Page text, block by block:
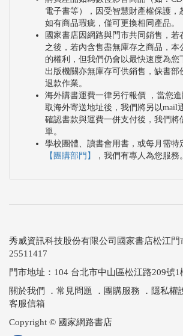
電子書等），因受智慧財產權保護，
如有商品瑕疵，僅可更換相同產品。
國家書店因網路與門市共同銷售，若
之後，若內含售盡無庫存之商品，本
的權利，但我們仍會以最快速度為您
出版機關亦無庫存可供銷售，缺書部
退款作業。
海外購書運費一律另行報價 ，當您
取海外寄送地址後，我們將另以mail
確認書款與運費一併支付後，我們將
單。
學校團體、讀書會用書，或每月需特
【團購部門】
，我們有專人為您服務。
秀威資訊科技股份有限公司國家書店松江
25511417
門市地址：104 台北市中山區松江路209號1
關於我們
． 常見問題 ． 團購服務 ． 隱私權
客服信箱
Copyright © 國家網路書店